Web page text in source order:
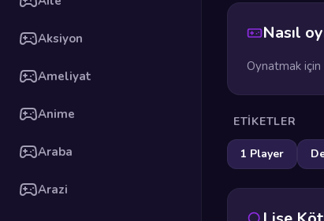
Aksiyon
Ameliyat
Anime
Araba
Arazi
Nasıl
Oynatmak için
ETIKETLER
1 Player